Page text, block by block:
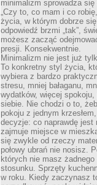
minimalizm sprowadza
„Czy to, co mam i co
życia, w którym dobrze
odpowiedź brzmi „tak”,
możesz zacząć
presji. Konsekwentnie.
Minimalizm nie jest już
To konkretny styl życia,
wybiera z bardzo
stresu, mniej bałaganu,
wydatków, więcej
siebie. Nie chodzi o to,
pokoju z jednym
decyzje: co naprawdę
zajmuje miejsce w
się zwykle od rzeczy
połowy ubrań nie nosisz.
których nie masz żadnego
stosunku. Sprzęty
w roku. Kiedy zaczynasz